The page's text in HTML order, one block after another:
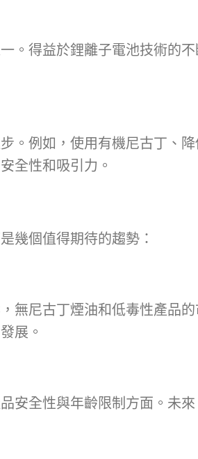
。得益於鋰離子電池技術的
。例如，使用有機尼古丁、
全性和吸引力。
幾個值得期待的趨勢：
無尼古丁煙油和低毒性產品
展。
安全性與年齡限制方面。未